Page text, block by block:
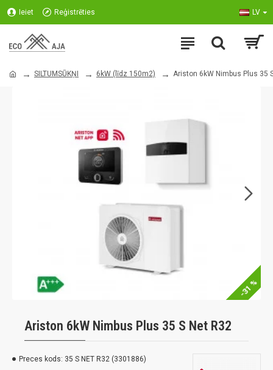
Ieiet Reģistrēties LV
SILTUMSŪKŅI 6kW (līdz 150m2) Ariston 6kW Nimbus Plus 35
-31 %
Ariston 6kW Nimbus Plus 35 S Net R32
Preces kods: 35 S NET R32 (3301886)